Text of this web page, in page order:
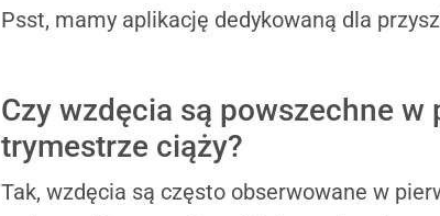
Psst, mamy aplikację dedykowaną dla
Czy wzdęcia są powszechne w
trymestrze ciąży?
Tak, wzdęcia są często obserwowane w